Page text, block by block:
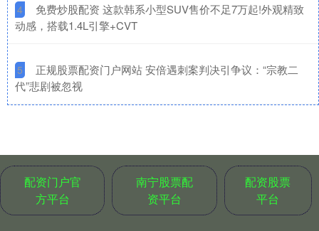
4
​免费炒股配资 这款韩系小型SUV售价不足7万起!外观精致
动感，搭载1.4L引擎+CVT
5
​正规股票配资门户网站 安倍遇刺案判决引争议：“宗教二
代”悲剧被忽视
配资门户官
方平台
南宁股票配
资平台
配资股票
平台